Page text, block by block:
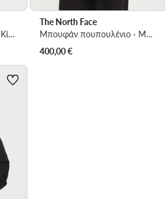
Μπουφάν πουπουλένιο · Κίτρινο
The North Face
Μπουφάν πουπουλένιο · Μαύρο
400,00€